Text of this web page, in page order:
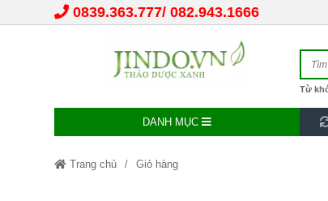
0839.363.777 082.943.1666
Từ
DANH MỤC
Trang chủ Giỏ hàng